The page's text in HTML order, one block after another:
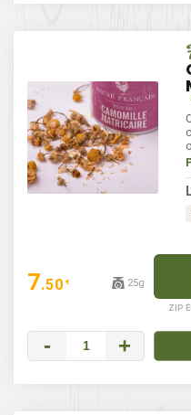
7.50 € 25g
ZIP
- +